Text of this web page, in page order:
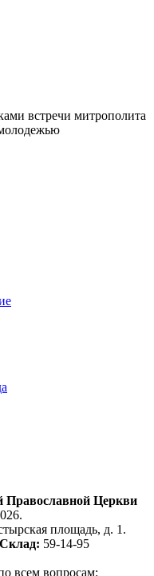
встречи митрополита
Православной Церкви
площадь, д. 1.
Склад: 59-14-95
всем вопросам: